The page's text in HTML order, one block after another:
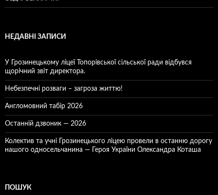
НЕДАВНІ ЗАПИСИ
У Грозинецькому ліцеї Топорівської сільської ради відбувся
щорічний звіт директора.
Небезпечні розваги – загроза життю!
Англомовний табір 2026
Останній дзвоник — 2026
Колектив та учні Грозинецького ліцею провели в останню дорогу
нашого односельчанина — Героя України Олександра Коташа
ПОШУК